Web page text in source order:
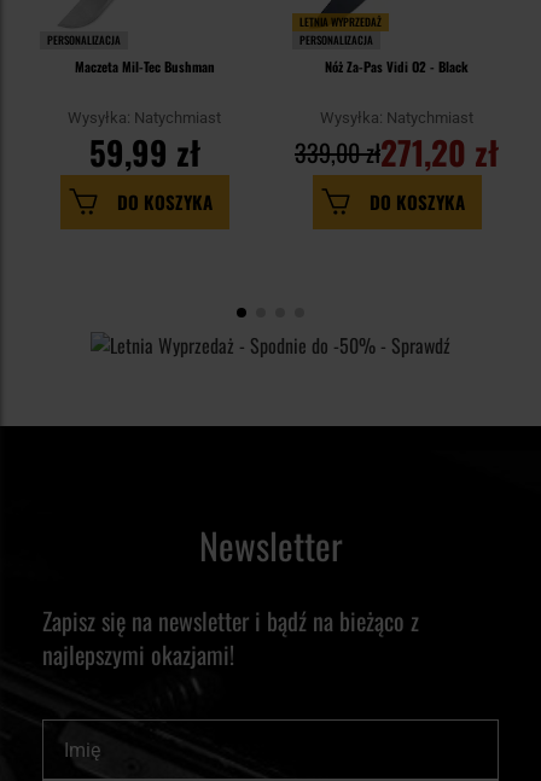
PERSONALIZACJA
Maczeta Mil-Tec Bushman
Wysyłka: Natychmiast
59,99 zł
DO KOSZYKA
LETNIA WYPRZEDAŻ
PERSONALIZACJA
Nóż Za-Pas Vidi O2 - Black
Wysyłka: Natychmiast
271,20 zł
339,00 zł
DO KOSZYKA
Newsletter
Zapisz się na newsletter i bądź na bieżąco z
najlepszymi okazjami!